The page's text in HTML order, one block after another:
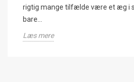
rigtig mange tilfælde være et æg i
bare...
Læs mere